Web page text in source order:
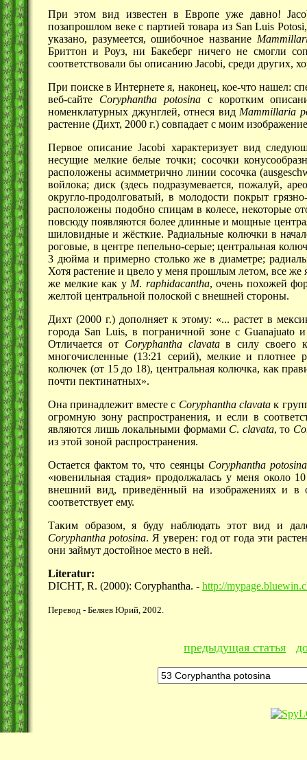
При этом вид известен в Европе уже давно!
позапрошлом веке с партией товара из San Luis
указано, разумеется, ошибочное название
Бриттон и Роуз, ни Бакеберг ничего не смогли
соответствовали бы описанию Jacobi, среди других,
При поиске в Интернете я, наконец, кое-что нашел:
веб-сайте Coryphantha potosinaс коротким
номенклатурных джунглей, отнеся видMammillaria
растение (Дихт, 2000 г.) совпадает с моим
Первое описание Jacobi характеризует вид
несущие мелкие белые точки; сосочки
расположены асимметрично линии сосочка
войлока; диск (здесь подразумевается, пожалуй,
округло-продолговатый, в молодости покрыт
расположены подобно спицам в колесе, некоторые
повсюду появляются более длинные и мощные
шиловидные и жёсткие. Радиальные колючки в
роговые, в центре пепельно-серые; центральная
3 дюймаи примерно столько же в диаметре;
Хотя растение и цвело у меня прошлым летом, все
же мелкие как у М. raphidacantha, очень похожей
желтой центральной полоской с внешней стороны.
Дихт (2000 г.) дополняет к этому: «... растет в
города San Luis, в пограничной зоне с Guanajuato
Отличается от Coryphantha clavataв силу своего
многочисленные (13:21 серий), мелкие и плотнее
колючек (от 15 до 18), центральная колючка, как
почти пектинатных».
Она принадлежит вместе с Coryphantha clavata к
огромную зону распространения, и если в
являются лишь локальными формами C. clavata, то
из этой зоной распространения.
Остается фактом то, что сеянцы Coryphantha potosina
«ювенильная стадия» продолжалась у меня около
внешний вид, приведённый на изображениях и
соответствует ему.
Таким образом, я буду наблюдать этот вид и
Coryphantha potosina. Я уверен: год от года эти
они займут достойное место в ней.
Literatur:
DICHT, R. (2000): Coryphantha. - http://
Перевод - Беляев Юрий, 2002.
предыдущая статья